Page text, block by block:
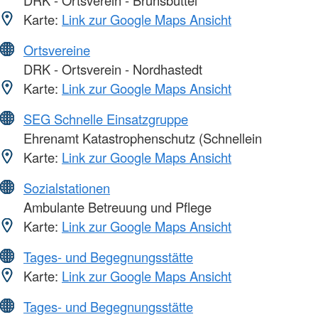
Karte: Link zur Google Maps Ansicht
Ortsvereine
DRK - Ortsverein - Nordhastedt
Karte: Link zur Google Maps Ansicht
SEG Schnelle Einsatzgruppe
Ehrenamt Katastrophenschutz (Schnellein
Karte: Link zur Google Maps Ansicht
Sozialstationen
Ambulante Betreuung und Pflege
Karte: Link zur Google Maps Ansicht
Tages- und Begegnungsstätte
Karte: Link zur Google Maps Ansicht
Tages- und Begegnungsstätte